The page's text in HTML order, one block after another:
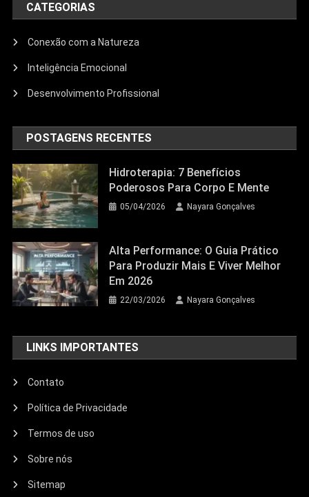
CATEGORIAS
Conexão com a Natureza
Inteligência Emocional
Desenvolvimento Profissional
POSTAGENS RECENTES
Hidroterapia: 7 Benefícios
Poderosos Para Corpo E Mente
05/04/2026 Nayara Gonçalves
Alta Performance: O Guia Prático
Para Produzir Mais E Viver Melhor
Em 2026
22/03/2026 Nayara Gonçalves
LINKS IMPORTANTES
Contato
Política de Privacidade
Termos de uso
Sobre nós
Sitemap